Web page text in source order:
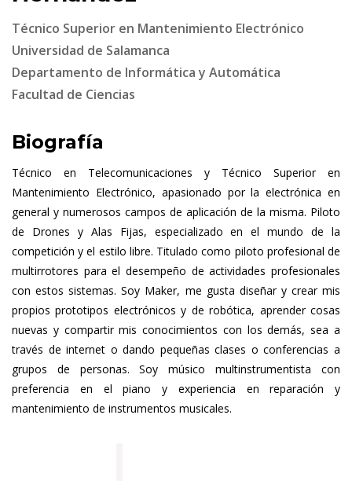
Técnico Superior en Mantenimiento Electrónico
Universidad de Salamanca
Departamento de Informática y Automática
Facultad de Ciencias
Biografía
Técnico en Telecomunicaciones y Técnico Superior en
Mantenimiento Electrónico, apasionado por la electrónica en
general y numerosos campos de aplicación de la misma. Piloto
de Drones y Alas Fijas, especializado en el mundo de la
competición y el estilo libre. Titulado como piloto profesional de
multirrotores para el desempeño de actividades profesionales
con estos sistemas. Soy Maker, me gusta diseñar y crear mis
propios prototipos electrónicos y de robótica, aprender cosas
nuevas y compartir mis conocimientos con los demás, sea a
través de internet o dando pequeñas clases o conferencias a
grupos de personas. Soy músico multinstrumentista con
preferencia en el piano y experiencia en reparación y
mantenimiento de instrumentos musicales.